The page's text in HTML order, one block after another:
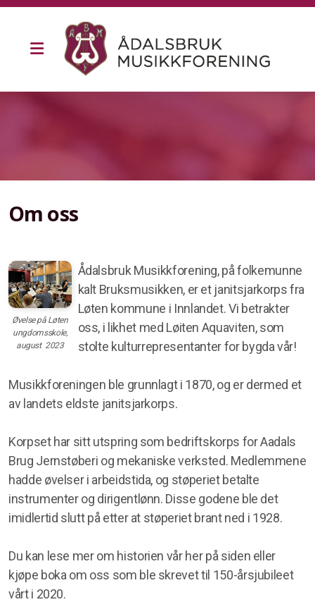
Om oss
Øvelse på Løten
ungdomsskole,
august 2023
Ådalsbruk Musikkforening, på folkemunne
kalt Bruksmusikken, er et janitsjarkorps fra
Løten kommune i Innlandet. Vi betrakter
oss, i likhet med Løiten Aquaviten, som
stolte kulturrepresentanter for bygda vår!
Musikkforeningen ble grunnlagt i 1870, og er dermed et
av landets eldste janitsjarkorps.
Korpset har sitt utspring som bedriftskorps for Aadals
Brug Jernstøberi og mekaniske verksted. Medlemmene
hadde øvelser i arbeidstida, og støperiet betalte
instrumenter og dirigentlønn. Disse godene ble det
imidlertid slutt på etter at støperiet brant ned i 1928.
Du kan lese mer om historien vår her på siden eller
kjøpe boka om oss som ble skrevet til 150-årsjubileet
vårt i 2020.
Presseklipp
Styret